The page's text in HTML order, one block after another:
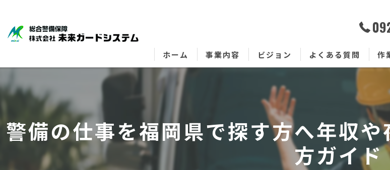
ホーム 事業内容 ビジョン よくある質問 作
警備の仕事を福岡県で探す方へ年収
方ガイド